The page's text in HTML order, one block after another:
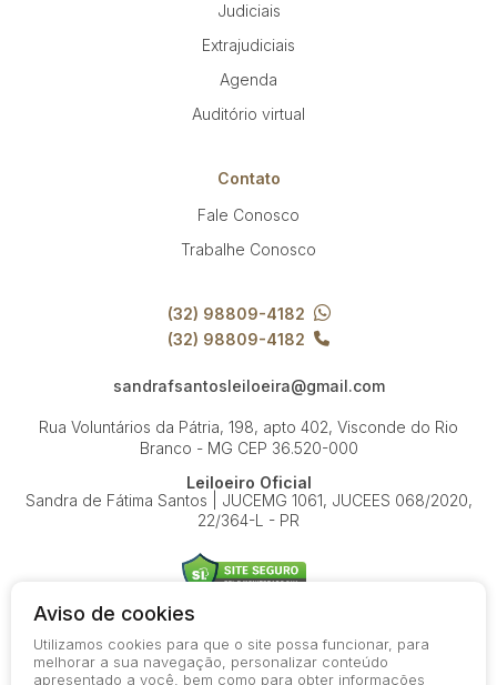
Judiciais
Extrajudiciais
Agenda
Auditório virtual
Contato
Fale Conosco
Trabalhe Conosco
(32) 98809-4182
(32) 98809-4182
sandrafsantosleiloeira@gmail.com
Rua Voluntários da Pátria, 198, apto 402, Visconde do Rio
Branco - MG CEP 36.520-000
Leiloeiro Oficial
Sandra de Fátima Santos | JUCEMG 1061, JUCEES 068/2020,
22/364-L - PR
© 2026-present - Todos os direitos reservados
Aviso de cookies
Utilizamos cookies para que o site possa funcionar, para
melhorar a sua navegação, personalizar conteúdo
apresentado a você, bem como para obter informações